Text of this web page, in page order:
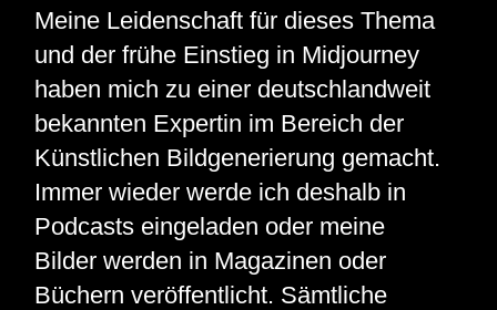
Meine Leidenschaft für dieses Thema
und der frühe Einstieg in Midjourney
haben mich zu einer deutschlandweit
bekannten Expertin im Bereich der
Künstlichen Bildgenerierung gemacht.
Immer wieder werde ich deshalb in
Podcasts eingeladen oder meine
Bilder werden in Magazinen oder
Büchern veröffentlicht. Sämtliche